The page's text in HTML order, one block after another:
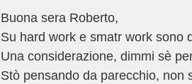
Buona sera Roberto,
Su hard work e smatr work sono
Una considerazione, dimmi sè
Stò pensando da parecchio, non